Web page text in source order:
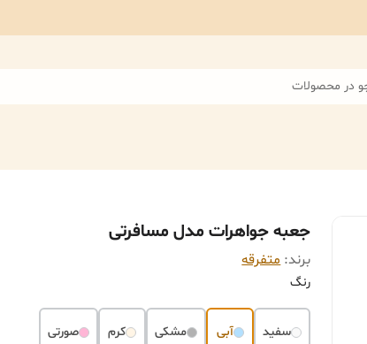
در محصولات
جعبه جواهرات مدل مسافرتی
برند: متفرقه
رنگ
سفید آبی مشکی کرم صورتی